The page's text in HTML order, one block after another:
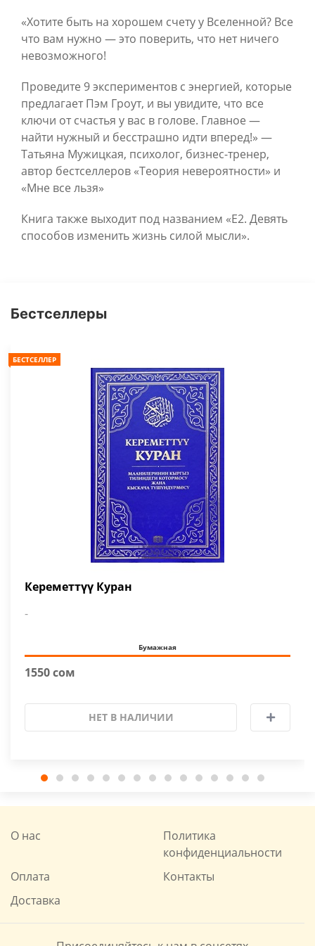
«Хотите быть на хорошем счету у Вселенной? Все
что вам нужно — это поверить, что нет ничего
невозможного!
Проведите 9 экспериментов с энергией, которые
предлагает Пэм Гроут, и вы увидите, что все
ключи от счастья у вас в голове. Главное —
найти нужный и бесстрашно идти вперед!» —
Татьяна Мужицкая, психолог, бизнес-тренер,
автор бестселлеров «Теория невероятности» и
«Мне все льзя»
Книга также выходит под названием «Е2. Девять
способов изменить жизнь силой мысли».
Бестселлеры
БЕСТСЕЛЛЕР
Кереметтүү Куран
-
Бумажная
1550 сом
НЕТ В НАЛИЧИИ
О нас
Политика
конфиденциальности
Оплата
Контакты
Доставка